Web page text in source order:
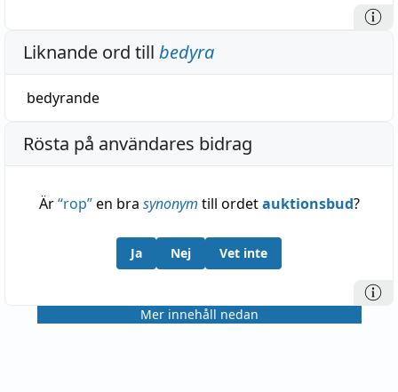
Liknande ord till bedyra
bedyrande
Rösta på användares bidrag
Är“rop”en bra synonym till ordetauktionsbud?
Ja Nej Vet inte
Mer innehåll nedan